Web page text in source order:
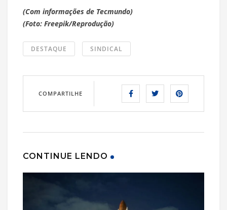
(Com informações de Tecmundo)
(Foto: Freepik/Reprodução)
DESTAQUE SINDICAL
COMPARTILHE
CONTINUE LENDO